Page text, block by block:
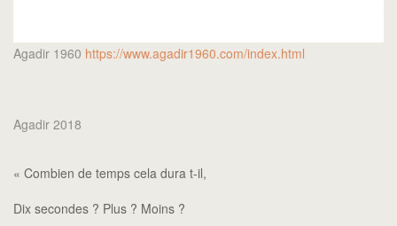
Agadir 1960 https://www.agadir1960.com/index.html
Agadir 2018
« Combien de temps cela dura t-il,
Dix secondes ? Plus ? Moins ?